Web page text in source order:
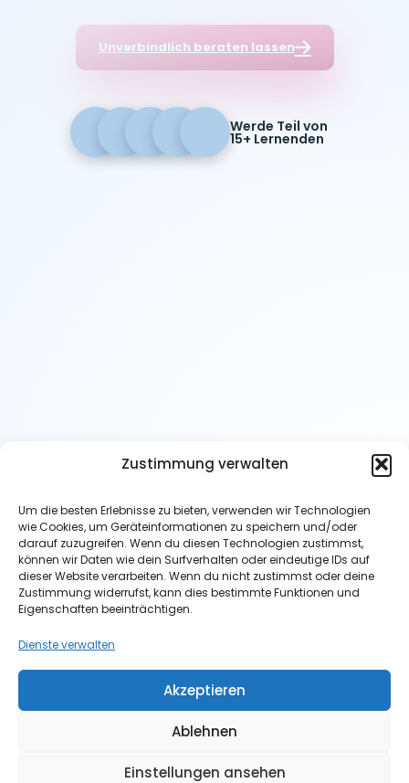
Zustimmung verwalten
Um die besten Erlebnisse zu bieten, verwenden wir Technologien
wie Cookies, um Geräteinformationen zu speichern und/oder
darauf zuzugreifen. Wenn du diesen Technologien zustimmst,
können wir Daten wie dein Surfverhalten oder eindeutige IDs auf
dieser Website verarbeiten. Wenn du nicht zustimmst oder deine
Zustimmung widerrufst, kann dies bestimmte Funktionen und
Eigenschaften beeinträchtigen.
Dienste verwalten
Akzeptieren
Ablehnen
Einstellungen ansehen
Unverbindlich beraten lassen
Werde Teil von
15+ Lernenden
Christian Meyer
Finanzexperte für Altersvorsorge
Nützliche Links
News
Über mich
Kontakt